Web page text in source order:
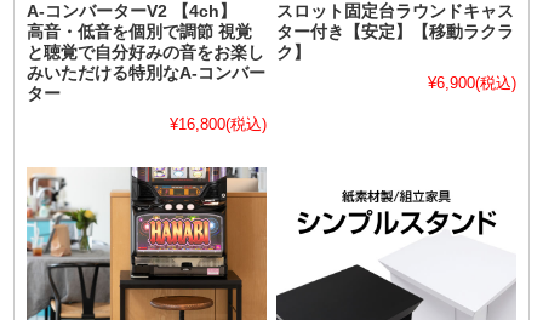
A-コンバーターV2 【4ch】
高音・低音を個別で調節 視覚
と聴覚で自分好みの音をお楽し
みいただける特別なA-コンバー
ター
¥16,800(税込)
スロット固定台ラウンドキャス
ター付き【安定】【移動ラクラ
ク】
¥6,900(税込)